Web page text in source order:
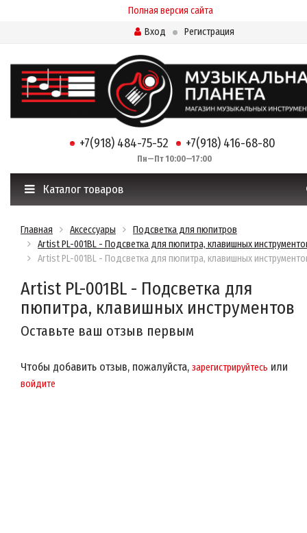
Полная версия сайта
Вход
Регистрация
+7(918) 484-75-52 +7(918) 416-68-80
Пн—Пт 10:00—17:00
Каталог товаров
Главная Аксессуары
Подсветка для пюпитров
Artist PL-001BL - Подсветка для пюпитра, клавишных
Artist PL-001BL - Подсветка для пюпитра, клавишных
Artist PL-001BL - Подсветка для
пюпитра, клавишных инструментов
Оставьте ваш отзыв первым
Чтобы добавить отзыв, пожалуйста, зарегистрируйтесь или
войдите